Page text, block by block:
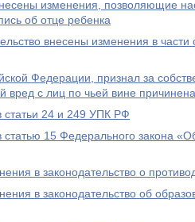
изменения, позволяющие
об отце ребенка
внесены изменения в
Федерации, признал за
вред с лиц по чьей вине
статьи 24 и 249 УПК РФ
15 Федерального закона
в законодательство о
в законодательство об